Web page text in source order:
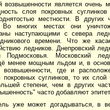
возвышенности является
слоя покровных
местности. В других
Во многих местах они
наступающими с севера
времени. Что же
ледников. Днепровский
Московский
менее мощным льдом и, в
где и
покровных суглинков, то их
степени, чем в других
часто добавляют
уже может догадываться, в